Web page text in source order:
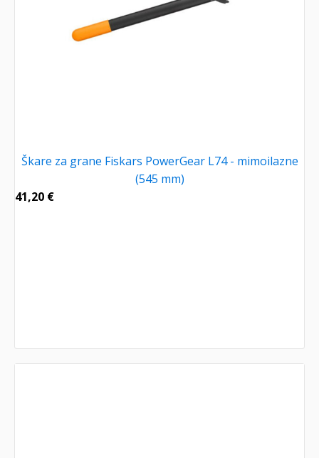
Škare za grane Fiskars PowerGear L74 - mimoilazne
(545 mm)
41,20 €